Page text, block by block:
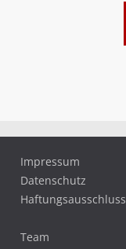
Impressum
Datenschutz
Haftungsausschluss
Team